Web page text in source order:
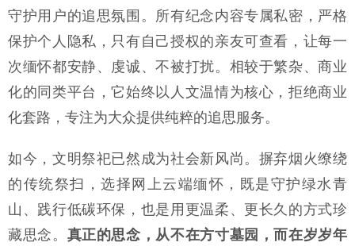
守护用户的追思氛围。所有纪念内容专属私密，严格
保护个人隐私，只有自己授权的亲友可查看，让每一
次缅怀都安静、虔诚、不被打扰。相较于繁杂、商业
化的同类平台，它始终以人文温情为核心，拒绝商业
化套路，专注为大众提供纯粹的追思服务。
如今，文明祭祀已然成为社会新风尚。摒弃烟火缭绕
的传统祭扫，选择网上云端缅怀，既是守护绿水青
山、践行低碳环保，也是用更温柔、更长久的方式珍
藏思念。 真正的思念，从不在方寸墓园，而在岁岁年